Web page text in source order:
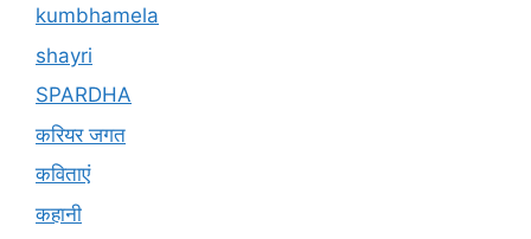
kumbhamela
shayri
SPARDHA
करियर जगत
कविताएं
कहानी